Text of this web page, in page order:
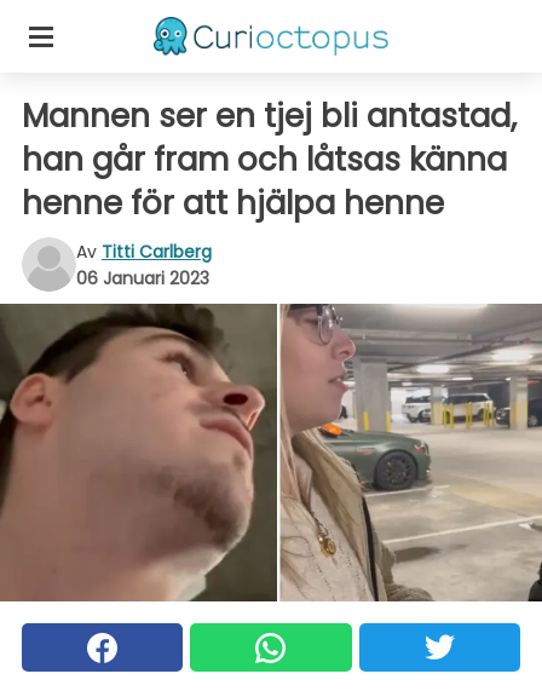
Mannen ser en tjej bli antastad,
han går fram och låtsas känna
henne för att hjälpa henne
Av Titti Carlberg
06 Januari 2023